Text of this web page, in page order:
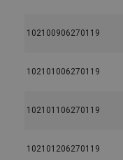
102100906270119
102101006270119
102101106270119
102101206270119